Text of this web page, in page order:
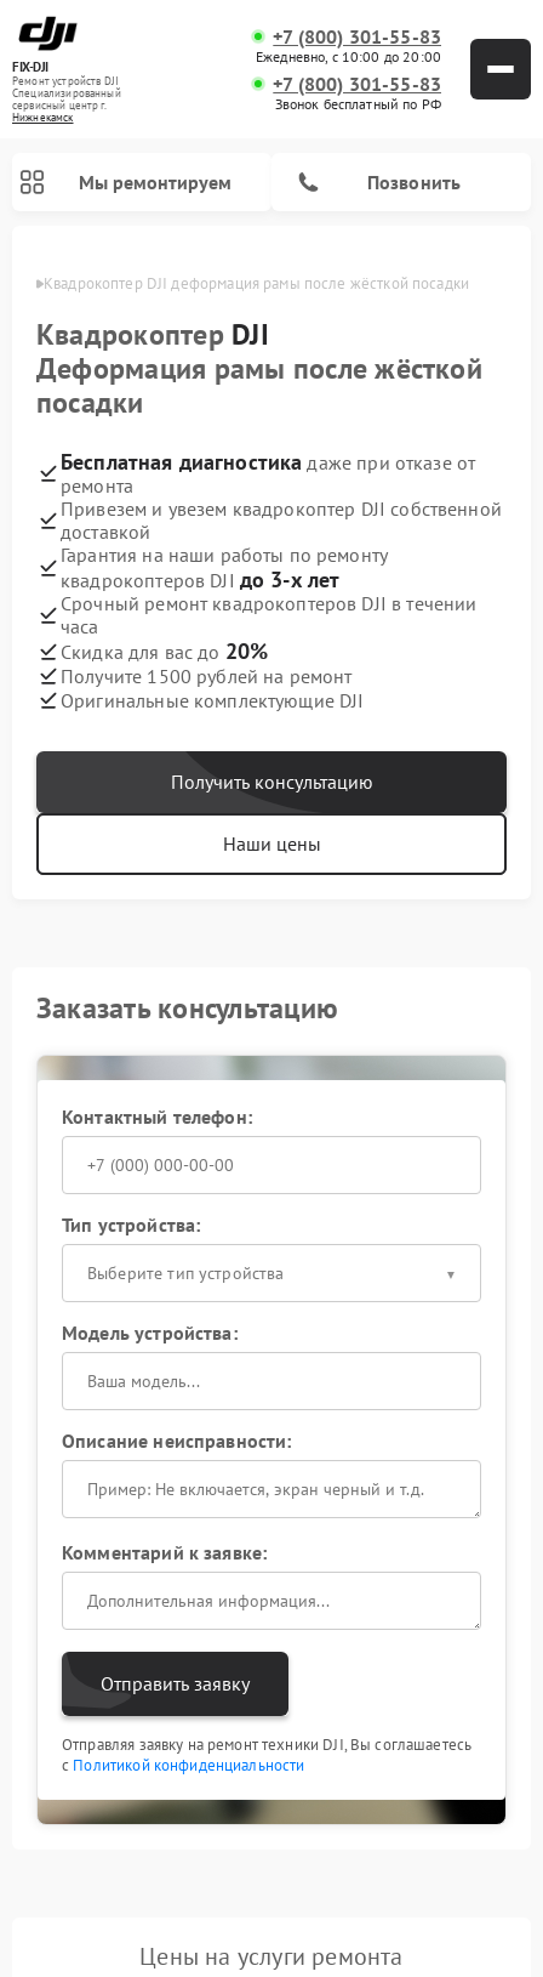
FIX-DJI
Ремонт устройств DJI
Специализированный
cервисный центр г.
Нижнекамск
+7 (800) 301-55-83
Ежедневно, с 10:00 до 20:00
+7 (800) 301-55-83
Звонок бесплатный по РФ
Мы ремонтируем Позвонить
Квадрокоптер DJI деформация рамы после жёсткой посадки
Квадрокоптер DJI
Деформация рамы после жёсткой
посадки
Бесплатная диагностика даже при отказе от
ремонта
Привезем и увезем квадрокоптер DJI собственной
доставкой
Гарантия на наши работы по ремонту
квадрокоптеров DJI до 3-х лет
Срочный ремонт квадрокоптеров DJI в течении
часа
Скидка для вас до 20%
Получите 1500 рублей на ремонт
Оригинальные комплектующие DJI
Получить консультацию
Наши цены
Заказать консультацию
Контактный телефон:
Тип устройства:
Выберите тип устройства
Модель устройства:
Описание неисправности:
Комментарий к заявке:
Отправить заявку
Отправляя заявку на ремонт техники DJI, Вы соглашаетесь
с Политикой конфиденциальности
Цены на услуги ремонта